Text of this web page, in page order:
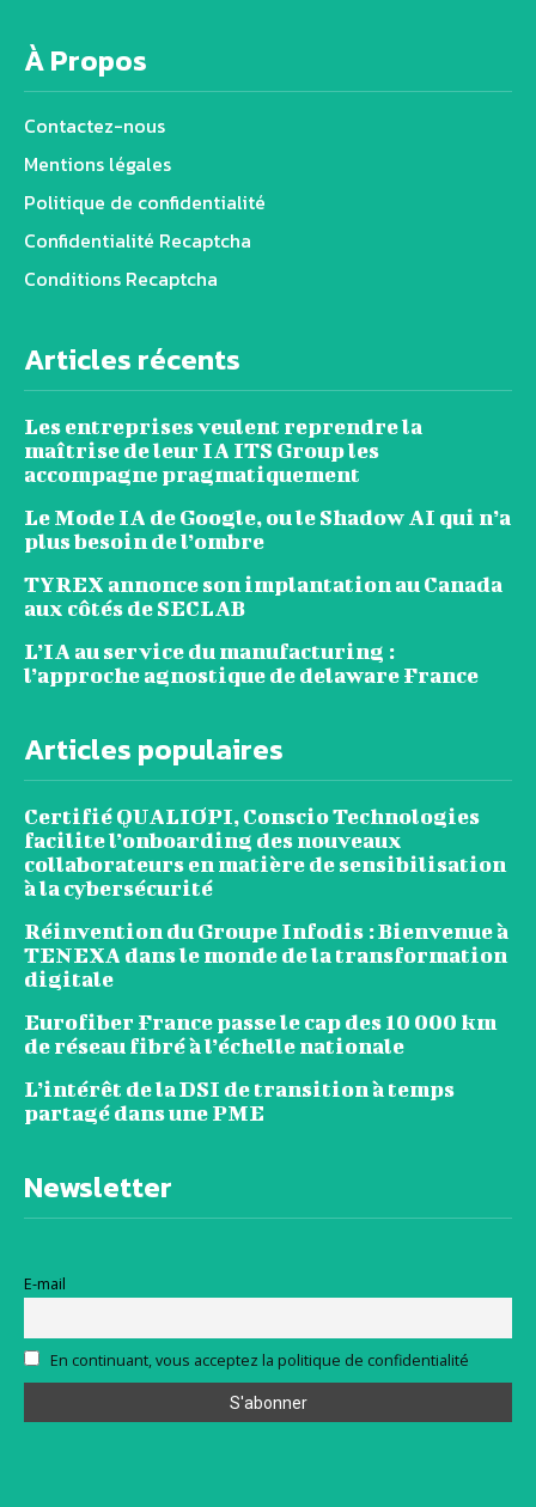
À Propos
Contactez-nous
Mentions légales
Politique de confidentialité
Confidentialité Recaptcha
Conditions Recaptcha
Articles récents
Les entreprises veulent reprendre la
maîtrise de leur IA ITS Group les
accompagne pragmatiquement
Le Mode IA de Google, ou le Shadow AI qui n’a
plus besoin de l’ombre
TYREX annonce son implantation au Canada
aux côtés de SECLAB
L’IA au service du manufacturing :
l’approche agnostique de delaware France
Articles populaires
Certifié QUALIOPI, Conscio Technologies
facilite l’onboarding des nouveaux
collaborateurs en matière de sensibilisation
à la cybersécurité
Réinvention du Groupe Infodis : Bienvenue à
TENEXA dans le monde de la transformation
digitale
Eurofiber France passe le cap des 10 000 km
de réseau fibré à l’échelle nationale
L’intérêt de la DSI de transition à temps
partagé dans une PME
Newsletter
E-mail
En continuant, vous acceptez la politique de confidentialité